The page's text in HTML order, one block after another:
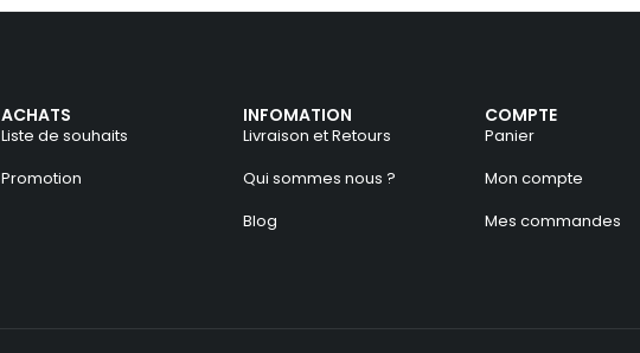
ACHATS
Liste de souhaits
Promotion
INFOMATION
Livraison et Retours
Qui sommes nous ?
Blog
COMPTE
Panier
Mon compte
Mes commandes